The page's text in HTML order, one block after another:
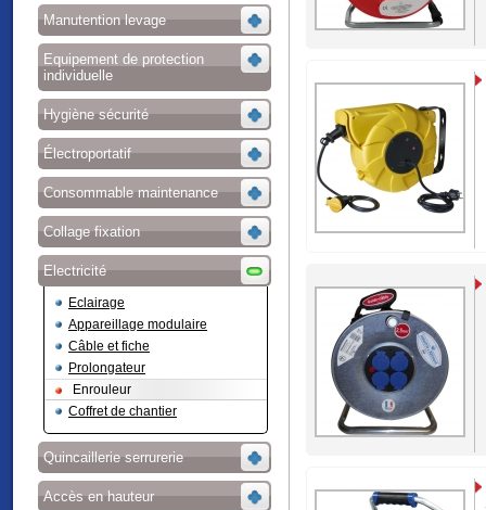
Manutention levage
Equipement de protection
individuelle
Hygiène sécurité
Électroportatif
Consommable maintenance
Collage fixation
Electricité
Eclairage
Appareillage modulaire
Câble et fiche
Prolongateur
Enrouleur
Coffret de chantier
Quincaillerie serrurerie
Accès en hauteur